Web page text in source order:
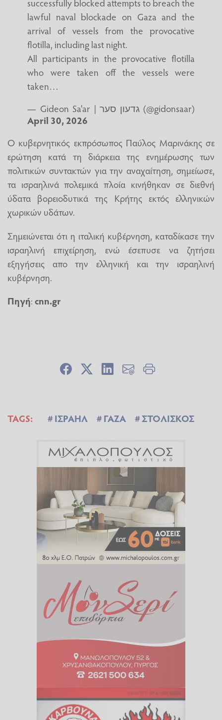
lawful naval blockade on Gaza and the
arrival of vessels from the provocative
flotilla, including last night.
All participants in the provocative flotilla
who were taken off the vessels were
taken…
— Gideon Sa'ar | גדעון סער (@gidonsaar)
April 30, 2026
Ο κυβερνητικός εκπρόσωπος Παύλος Μαρινάκης σε
ερώτηση κατά τη διάρκεια της ενημέρωσης των
πολιτικών συντακτών για την αναχαίτηση, σημείωσε,
τα ισραηλινά πολεμικά πλοία κινήθηκαν σε διεθνή
ύδατα βορειοδυτικά της Κρήτης εκτός ελληνικών
χωρικών υδάτων.
Σημειώνεται ότι η ιταλική κυβέρνηση, καταδίκασε την
ισραηλινή επιχείρηση, ενώ έσεπυσε να ζητήσει
εξηγήσεις απο την ελληνική και την ισραηλινή
κυβέρνηση.
Πηγή:cnn.gr
TAGS: ΙΣΡΑΗΛ ΓΑΖΑ ΣΤΟΛΙΣΚΟΣ